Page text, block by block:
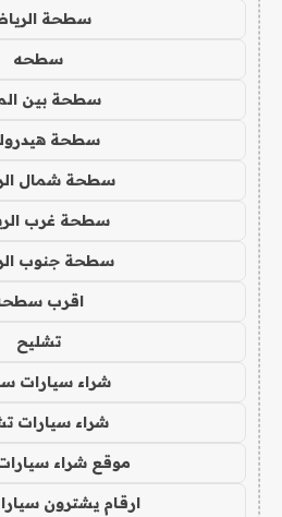
سطحة
سطحه
سطحة بين
سطحة
سطحة شمال
سطحة غرب
سطحة جنوب
اقرب
تشليح
شراء سيارات
شراء سيارات
موقع شراء
ارقام يشترون